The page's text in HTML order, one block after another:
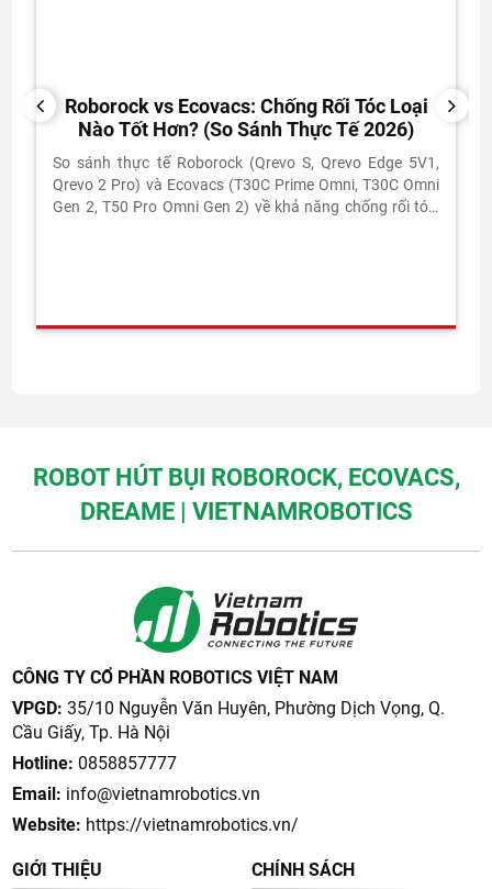
PREVIOUSRoborock vs Ecovacs: Chống Rối Tóc Loại
Nào Tốt Hơn? (So Sánh Thực Tế 2026)
So sánh thực tế Roborock (Qrevo S, Qrevo Edge 5V1,
Qrevo 2 Pro) và Ecovacs (T30C Prime Omni, T30C Omni
Gen 2, T50 Pro Omni Gen 2) về khả năng chống rối tóc,
NEXT
ROBOT HÚT BỤI ROBOROCK, ECOVACS,
DREAME | VIETNAMROBOTICS
CÔNG TY CỔ PHẦN ROBOTICS VIỆT NAM
VPGD: 35/10 Nguyễn Văn Huyên, Phường Dịch Vọng, Q.
Cầu Giấy, Tp. Hà Nội
Hotline: 0858857777
Email: info@vietnamrobotics.vn
Website: https://vietnamrobotics.vn/
GIỚI THIỆU CHÍNH SÁCH